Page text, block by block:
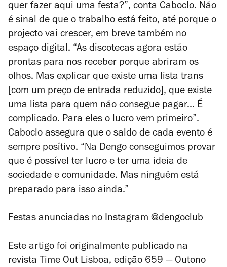
quer fazer aqui uma festa?”, conta Caboclo. Não
é sinal de que o trabalho está feito, até porque o
projecto vai crescer, em breve também no
espaço digital. “As discotecas agora estão
prontas para nos receber porque abriram os
olhos. Mas explicar que existe uma lista trans
[com um preço de entrada reduzido], que existe
uma lista para quem não consegue pagar... É
complicado. Para eles o lucro vem primeiro”.
Caboclo assegura que o saldo de cada evento é
sempre posítivo. “Na Dengo conseguimos provar
que é possível ter lucro e ter uma ideia de
sociedade e comunidade. Mas ninguém está
preparado para isso ainda.”
Festas anunciadas no Instagram @dengoclub
Este artigo foi originalmente publicado na
revista Time Out Lisboa, edição 659 — Outono